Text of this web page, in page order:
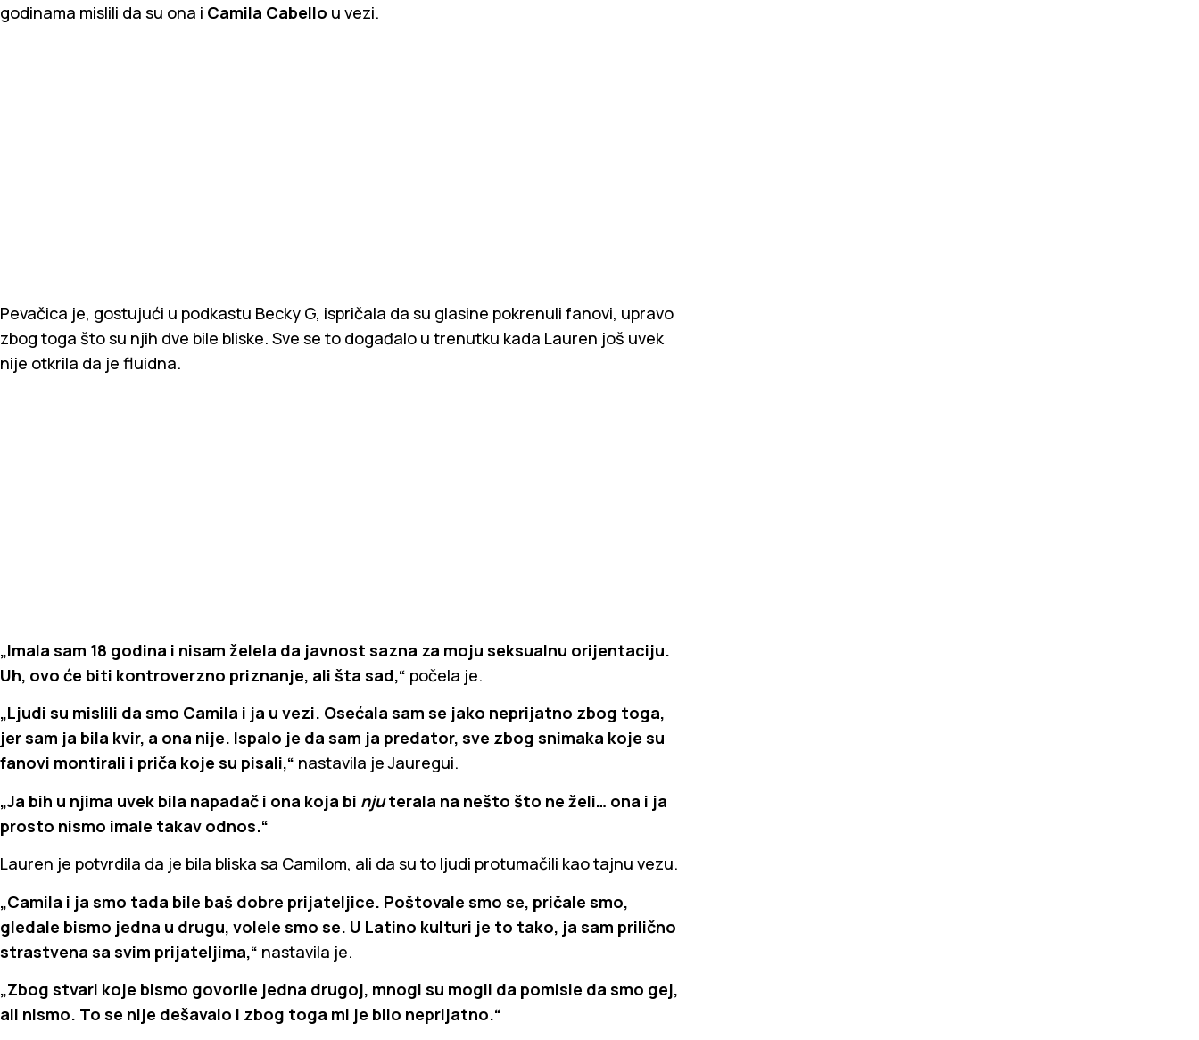
godinama mislili da su ona i Camila Cabello u vezi.
Pevačica je, gostujući u podkastu Becky G, ispričala da su glasine pokrenuli fanovi, upravo
zbog toga što su njih dve bile bliske. Sve se to događalo u trenutku kada Lauren još uvek
nije otkrila da je fluidna.
„Imala sam 18 godina i nisam želela da javnost sazna za moju seksualnu orijentaciju.
Uh, ovo će biti kontroverzno priznanje, ali šta sad,“ počela je.
„Ljudi su mislili da smo Camila i ja u vezi. Osećala sam se jako neprijatno zbog toga,
jer sam ja bila kvir, a ona nije. Ispalo je da sam ja predator, sve zbog snimaka koje su
fanovi montirali i priča koje su pisali,“ nastavila je Jauregui.
„Ja bih u njima uvek bila napadač i ona koja bi njuterala na nešto što ne želi… ona i ja
prosto nismo imale takav odnos.“
Lauren je potvrdila da je bila bliska sa Camilom, ali da su to ljudi protumačili kao tajnu vezu.
„Camila i ja smo tada bile baš dobre prijateljice. Poštovale smo se, pričale smo,
gledale bismo jedna u drugu, volele smo se. U Latino kulturi je to tako, ja sam prilično
strastvena sa svim prijateljima,“ nastavila je.
„Zbog stvari koje bismo govorile jedna drugoj, mnogi su mogli da pomisle da smo gej,
ali nismo. To se nije dešavalo i zbog toga mi je bilo neprijatno.“